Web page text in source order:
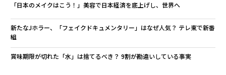
「日本のメイクはこう！」美容で日本経済を底上げし、世界へ
新たなJホラー、「フェイクドキュメンタリー」はなぜ人気？ テレ東で新番
組
賞味期限が切れた「水」は捨てるべき？ 9割が勘違いしている事実